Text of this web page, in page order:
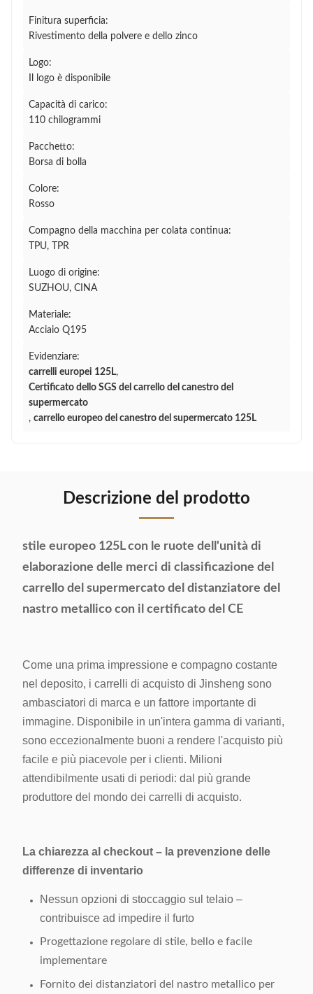
Finitura superficia:
Rivestimento della polvere e dello zinco
Logo:
Il logo è disponibile
Capacità di carico:
110 chilogrammi
Pacchetto:
Borsa di bolla
Colore:
Rosso
Compagno della macchina per colata continua:
TPU, TPR
Luogo di origine:
SUZHOU, CINA
Materiale:
Acciaio Q195
Evidenziare:
carrelli europei 125L,
Certificato dello SGS del carrello del canestro del
supermercato
, carrello europeo del canestro del supermercato 125L
Descrizione del prodotto
stile europeo 125L con le ruote dell'unità di
elaborazione delle merci di classificazione del
carrello del supermercato del distanziatore del
nastro metallico con il certificato del CE
Come una prima impressione e compagno costante
nel deposito, i carrelli di acquisto di Jinsheng sono
ambasciatori di marca e un fattore importante di
immagine. Disponibile in un'intera gamma di varianti,
sono eccezionalmente buoni a rendere l'acquisto più
facile e più piacevole per i clienti. Milioni
attendibilmente usati di periodi: dal più grande
produttore del mondo dei carrelli di acquisto.
La chiarezza al checkout – la prevenzione delle
differenze di inventario
Nessun opzioni di stoccaggio sul telaio –
contribuisce ad impedire il furto
Progettazione regolare di stile, bello e facile
implementare
Fornito dei distanziatori del nastro metallico per